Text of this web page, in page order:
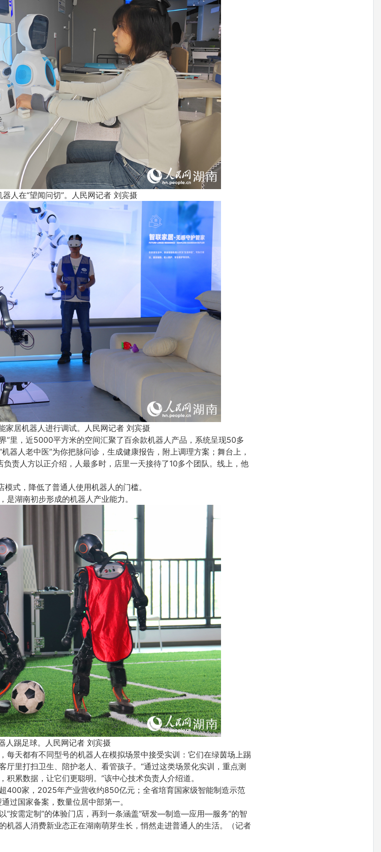
器人在“望闻问切”。人民网记者 刘宾摄
家居机器人进行调试。人民网记者 刘宾摄
”里，近5000平方米的空间汇聚了百余款机器人产品，系统呈现50多
器人老中医”为你把脉问诊，生成健康报告，附上调理方案；舞台上，
责人方以正介绍，人最多时，店里一天接待了10多个团队。线上，他
式，降低了普通人使用机器人的门槛。
湖南初步形成的机器人产业能力。
人踢足球。人民网记者 刘宾摄
每天都有不同型号的机器人在模拟场景中接受实训：它们在绿茵场上踢
厅里打扫卫生、陪护老人、看管孩子。“通过这类场景化实训，重点测
累数据，让它们更聪明。”该中心技术负责人介绍道。
400家，2025年产业营收约850亿元；全省培育国家级智能制造示范
过国家备案，数量位居中部第一。
“按需定制”的体验门店，再到一条涵盖“研发—制造—应用—服务”的智
器人消费新业态正在湖南萌芽生长，悄然走进普通人的生活。（记者